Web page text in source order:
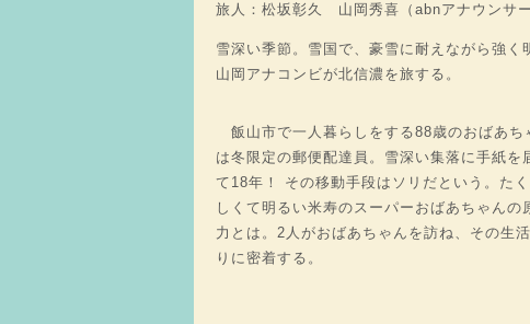
旅人：松坂彰久 山岡秀喜（abnアナウンサー
雪深い季節。雪国で、豪雪に耐えながら強く
山岡アナコンビが北信濃を旅する。
飯山市で一人暮らしをする88歳のおばあち
は冬限定の郵便配達員。雪深い集落に手紙を
て18年！ その移動手段はソリだという。たく
しくて明るい米寿のスーパーおばあちゃんの
力とは。2人がおばあちゃんを訪ね、その生
りに密着する。